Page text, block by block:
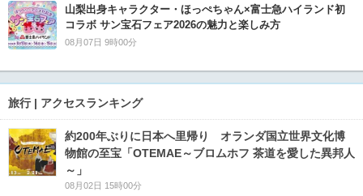
山梨出身キャラクター・ほっぺちゃん×富士急ハイランド初
コラボ サン宝石フェア2026の魅力と楽しみ方
08月07日 9時00分
旅行 | アクセスランキング
約200年ぶりに日本へ里帰り オランダ国立世界文化博
物館の至宝「OTEMAE～ブロムホフ 茶道を愛した異邦人
～」
08月02日 15時00分